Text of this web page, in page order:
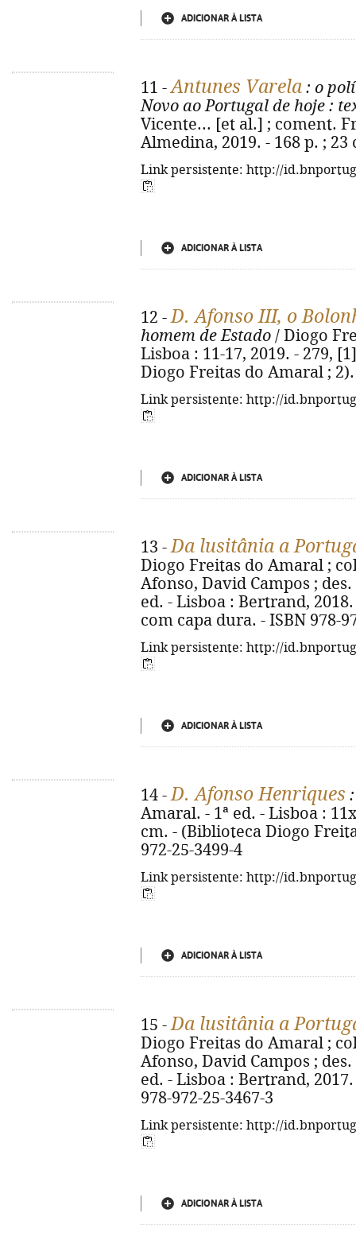
ADICIONAR À LISTA
11 -Antunes Varela : o
Novo ao Portugal de hoje :
Vicente... [et al.] ; coment.
Almedina, 2019. - 168 p. ; 23
Link persistente: http://
ADICIONAR À LISTA
12 -D. Afonso III, o
homem de Estado / Diogo
Lisboa : 11-17, 2019. - 279,
Diogo Freitas do Amaral ; 2).
Link persistente: http://
ADICIONAR À LISTA
13 -Da lusitânia a
Diogo Freitas do Amaral ;
Afonso, David Campos ;
ed. - Lisboa : Bertrand,
com capa dura. - ISBN 978-
Link persistente: http://
ADICIONAR À LISTA
14 -D. Afonso Henriques
Amaral. - 1ª ed. - Lisboa :
cm. - (Biblioteca Diogo
972-25-3499-4
Link persistente: http://
ADICIONAR À LISTA
15 -Da lusitânia a
Diogo Freitas do Amaral ;
Afonso, David Campos ;
ed. - Lisboa : Bertrand,
978-972-25-3467-3
Link persistente: http://
ADICIONAR À LISTA